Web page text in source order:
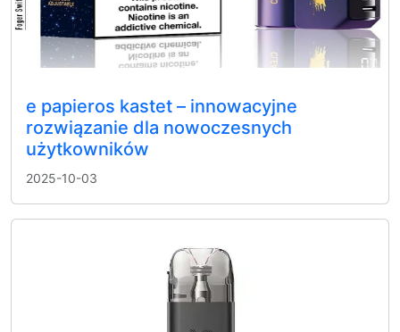
e papieros kastet – innowacyjne
rozwiązanie dla nowoczesnych
użytkowników
2025-10-03